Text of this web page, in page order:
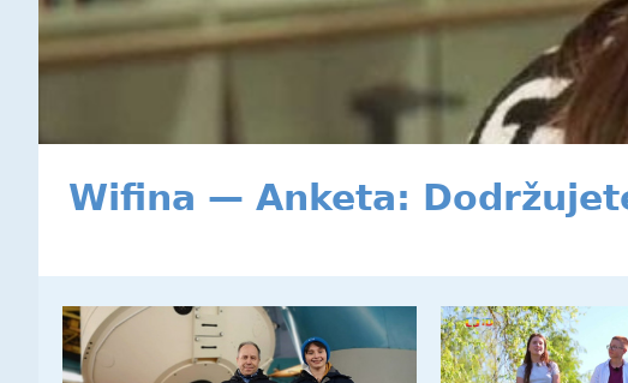
Wifina — Anketa: